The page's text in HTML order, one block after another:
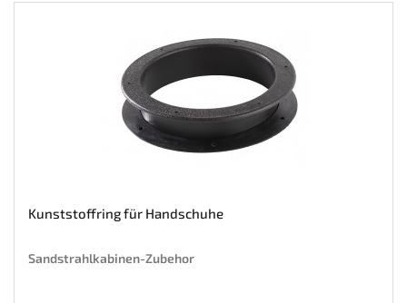
Kunststoffring für Handschuhe
Sandstrahlkabinen-Zubehor